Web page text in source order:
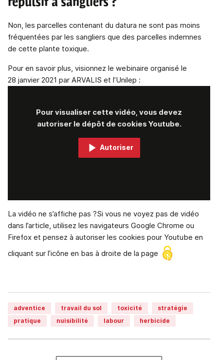
répulsif à sangliers ?
Non, les parcelles contenant du datura ne sont pas moins
fréquentées par les sangliers que des parcelles indemnes
de cette plante toxique.
Pour en savoir plus, visionnez le webinaire organisé le
28 janvier 2021 par ARVALIS et l’Unilep :
Pour visualiser cette vidéo, vous devez
autoriser le dépôt de cookies Youtube.
Autoriser
La vidéo ne s’affiche pas ?Si vous ne voyez pas de vidéo
dans l’article, utilisez les navigateurs Google Chrome ou
Firefox et pensez à autoriser les cookies pour Youtube en
cliquant sur l’icône en bas à droite de la page
adventice travail du sol toxicité
stratégie
pratique
nuisibilité labour herbicide